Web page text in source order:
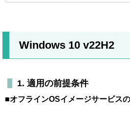
Windows 10 v22H2
1. 適用の前提条件
■オフラインOSイメージサービス